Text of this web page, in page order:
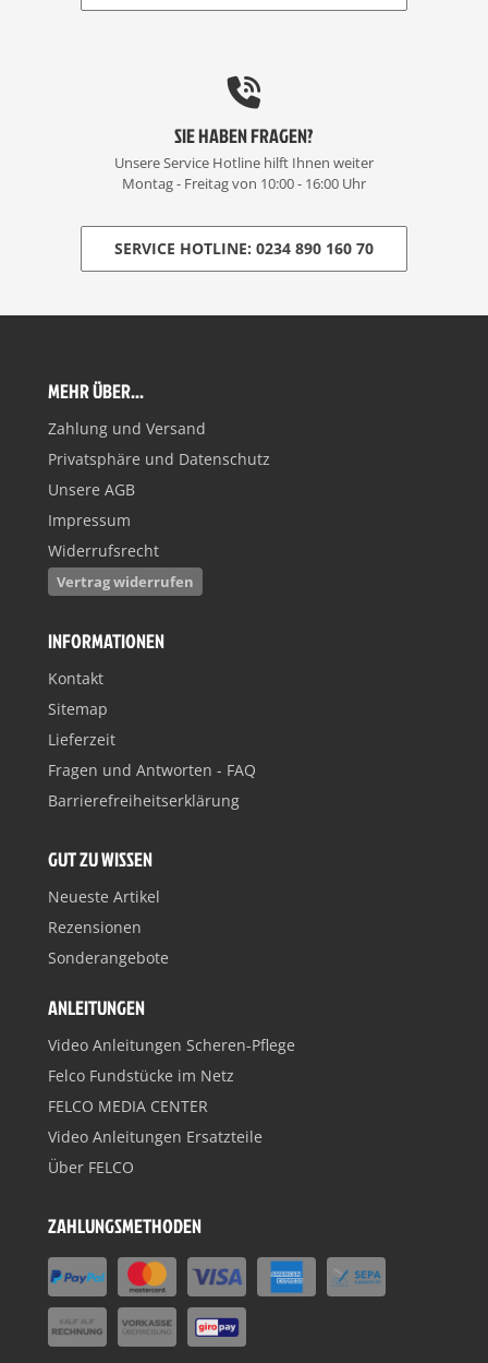
SIE HABEN FRAGEN?
Unsere Service Hotline hilft Ihnen weiter
Montag - Freitag von 10:00 - 16:00 Uhr
SERVICE HOTLINE: 0234 890 160 70
MEHR ÜBER...
Zahlung und Versand
Privatsphäre und Datenschutz
Unsere AGB
Impressum
Widerrufsrecht
Vertrag widerrufen
INFORMATIONEN
Kontakt
Sitemap
Lieferzeit
Fragen und Antworten - FAQ
Barrierefreiheitserklärung
GUT ZU WISSEN
Neueste Artikel
Rezensionen
Sonderangebote
ANLEITUNGEN
Video Anleitungen Scheren-Pflege
Felco Fundstücke im Netz
FELCO MEDIA CENTER
Video Anleitungen Ersatzteile
Über FELCO
ZAHLUNGSMETHODEN